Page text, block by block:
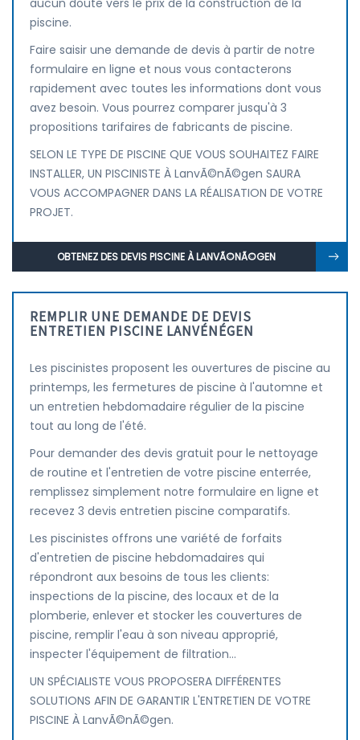
aucun doute vers le prix de la construction de la
piscine.
Faire saisir une demande de devis à partir de notre
formulaire en ligne et nous vous contacterons
rapidement avec toutes les informations dont vous
avez besoin. Vous pourrez comparer jusqu'à 3
propositions tarifaires de fabricants de piscine.
SELON LE TYPE DE PISCINE QUE VOUS SOUHAITEZ FAIRE
INSTALLER, UN PISCINISTE À LanvÃ©nÃ©gen SAURA
VOUS ACCOMPAGNER DANS LA RÉALISATION DE VOTRE
PROJET.
OBTENEZ DES DEVIS PISCINE À LANVÃ©NÃ©GEN
REMPLIR UNE DEMANDE DE DEVIS
ENTRETIEN PISCINE LANVÉNÉGEN
Les piscinistes proposent les ouvertures de piscine au
printemps, les fermetures de piscine à l'automne et
un entretien hebdomadaire régulier de la piscine
tout au long de l'été.
Pour demander des devis gratuit pour le nettoyage
de routine et l'entretien de votre piscine enterrée,
remplissez simplement notre formulaire en ligne et
recevez 3 devis entretien piscine comparatifs.
Les piscinistes offrons une variété de forfaits
d'entretien de piscine hebdomadaires qui
répondront aux besoins de tous les clients:
inspections de la piscine, des locaux et de la
plomberie, enlever et stocker les couvertures de
piscine, remplir l'eau à son niveau approprié,
inspecter l'équipement de filtration...
UN SPÉCIALISTE VOUS PROPOSERA DIFFÉRENTES
SOLUTIONS AFIN DE GARANTIR L'ENTRETIEN DE VOTRE
PISCINE À LanvÃ©nÃ©gen.